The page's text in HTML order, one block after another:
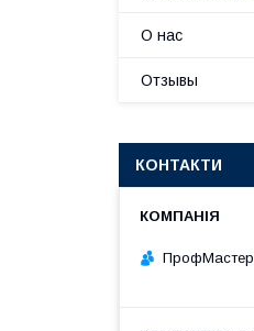
О нас
Отзывы
КОНТАКТИ
ПрофМастер